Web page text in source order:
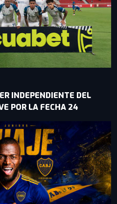
INDEPENDIENTE DEL
POR LA FECHA 24